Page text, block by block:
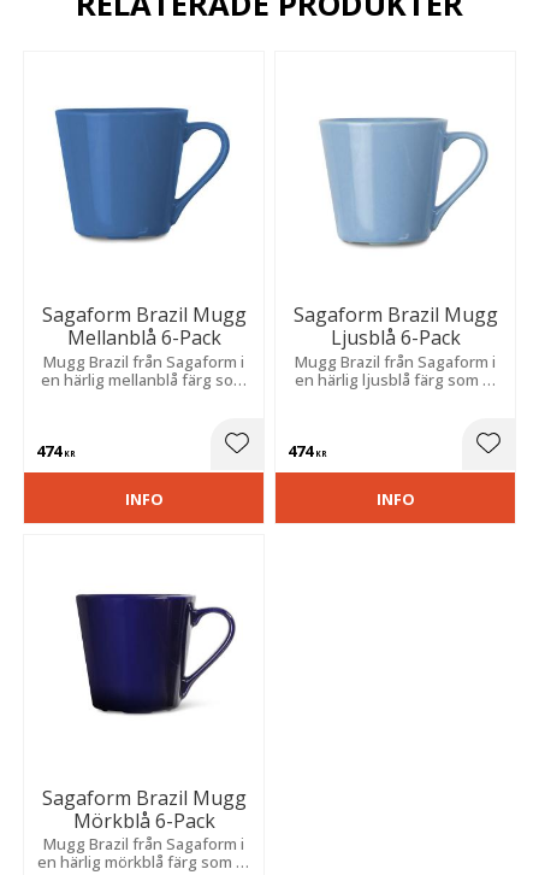
Sagaform Brazil Mugg
Mellanblå 6-Pack
Mugg Brazil från Sagaform i
en härlig mellanblå färg som
474KR Lägg till i favoriter
INFO
Sagaform Brazil Mugg
Ljusblå 6-Pack
Mugg Brazil från Sagaform i
en härlig ljusblå färg som är
474KR
INFO
Sagaform Brazil Mugg
Mörkblå 6-Pack
Mugg Brazil från Sagaform i
en härlig mörkblå färg som är